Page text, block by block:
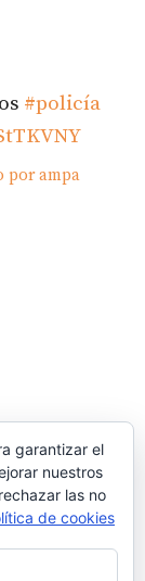
garantizar el
nuestros
las no
de cookies